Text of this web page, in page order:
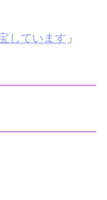
しています 」